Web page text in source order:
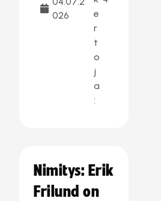
026
e
r
t
o
j
a
:
Nimitys: Erik
Frilund on